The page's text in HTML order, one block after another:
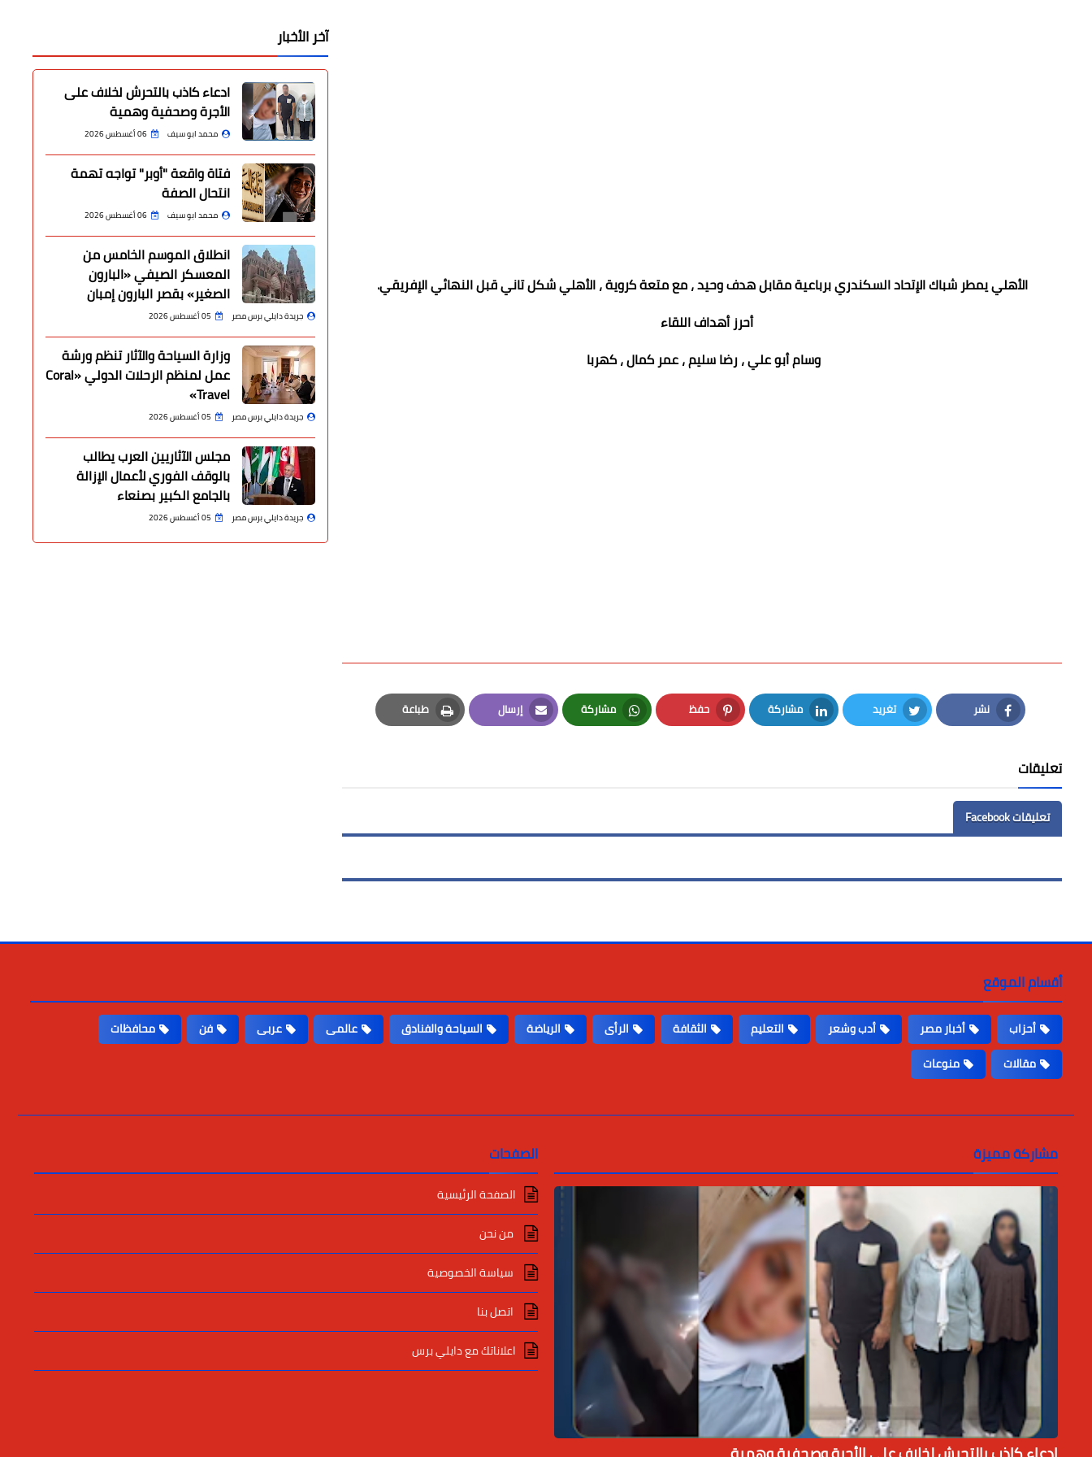
الأهلي يمطر شباك الإتحاد السكندري برباعية مقابل هدف وحيد ، مع متعة كروية ، الأهلي شكل تاني قبل النهائي الإفريقي.
أحرز أهداف اللقاء
وسام أبو علي ، رضا سليم ، عمر كمال ، كهربا
نشر
Facebook
تغريد
Twitter
مشاركة
LinkedIn
حفظ
Pinterest
مشاركة
Whatsapp
إرسال
Email
طباعة
Print
تعليقات
تعليقات Facebook
آخر الأخبار
ادعاء كاذب بالتحرش لخلاف على
الأجرة وصحفية وهمية
محمد ابو سيف 06 أغسطس 2026
فتاة واقعة "أوبر" تواجه تهمة
انتحال الصفة
محمد ابو سيف 06 أغسطس 2026
انطلاق الموسم الخامس من
المعسكر الصيفي «البارون
الصغير» بقصر البارون إمبان
جريدة دايلي برس مصر 05 أغسطس 2026
وزارة السياحة والآثار تنظم ورشة
عمل لمنظم الرحلات الدولي «Coral
Travel»
جريدة دايلي برس مصر 05 أغسطس 2026
مجلس الآثاريين العرب يطالب
بالوقف الفوري لأعمال الإزالة
بالجامع الكبير بصنعاء
جريدة دايلي برس مصر 05 أغسطس 2026
أقسام الموقع
أحزاب أخبار مصر أدب وشعر التعليم الثقافة الرأى الرياضة السياحة والفنادق عالمى عربى فن
محافظات
مقالات
منوعات
مشاركة مميزة الصفحات
الصفحة الرئيسية
من نحن
سياسة الخصوصية
اتصل بنا
اعلاناتك مع دايلي برس